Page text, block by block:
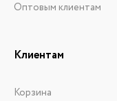
Оптовым клиентам
Клиентам
Корзина